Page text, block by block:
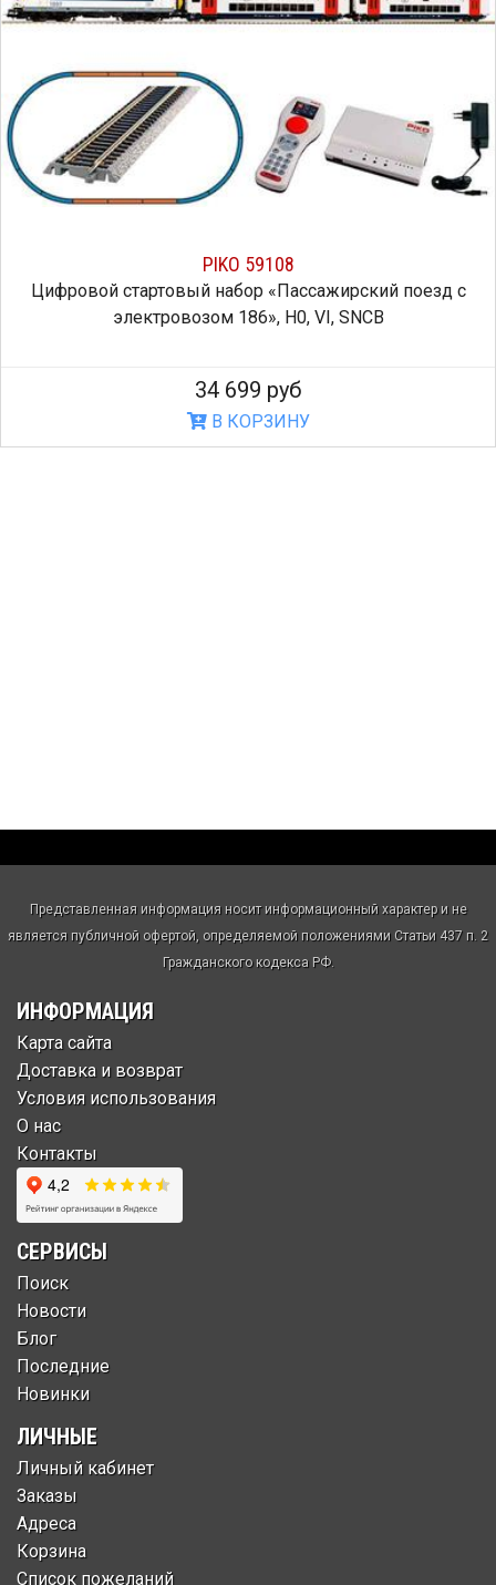
PIKO 59108
Цифровой стартовый набор «Пассажирский поезд с
электровозом 186», H0, VI, SNCB
34 699 руб
В КОРЗИНУ
Представленная информация носит информационный характер и не
является публичной офертой, определяемой положениями Статьи 437 п. 2
Гражданского кодекса РФ.
ИНФОРМАЦИЯ
Карта сайта
Доставка и возврат
Условия использования
О нас
Контакты
СЕРВИСЫ
Поиск
Новости
Блог
Последние
Новинки
ЛИЧНЫЕ
Личный кабинет
Заказы
Адреса
Корзина
Список пожеланий